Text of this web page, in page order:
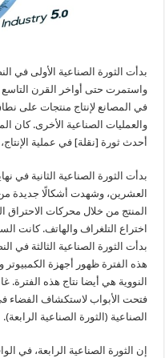
بدأت الثورة الصناعية الأولى في
واستمرت حتى أواخر القرن التاسع
في المصانع لإنتاج منتجات على
والعمليات الصناعية الأخرى. كان
أحدث ثورة [نقلة] في عملية
بدأت الثورة الصناعية الثانية في
العشرين، وشهدت أشكالًا جديدة من
المنتج من خلال محركات الاحتراق
اختراع التلغراف والهاتف. كانت
بدأت الثورة الصناعية الثالثة
هذه الفترة ظهور أجهزة الكمبيوتر
النووية هي أيضا نتاج هذه الفترة.
فتحت الأبواب لاستكشاف الفضاء
الصناعية (الثورة الصناعية الرابعة).
إن الثورة الصناعية الرابعة، في